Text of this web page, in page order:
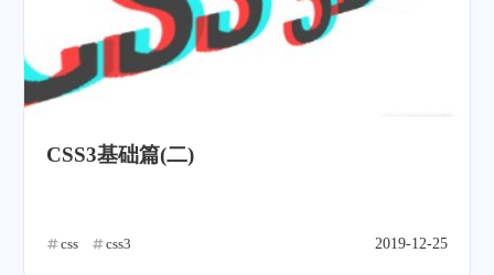
CSS3基础篇(二)
css css3 2019-12-25